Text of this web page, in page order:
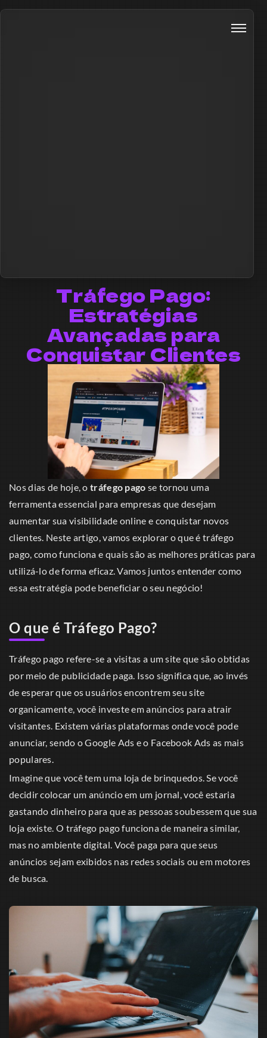
Tráfego Pago:
Estratégias
Avançadas para
Conquistar Clientes
Nos dias de hoje, o tráfego pago se tornou uma
ferramenta essencial para empresas que desejam
aumentar sua visibilidade online e conquistar novos
clientes. Neste artigo, vamos explorar o que é tráfego
pago, como funciona e quais são as melhores práticas para
utilizá-lo de forma eficaz. Vamos juntos entender como
essa estratégia pode beneficiar o seu negócio!
O que é Tráfego Pago?
Tráfego pago refere-se a visitas a um site que são obtidas
por meio de publicidade paga. Isso significa que, ao invés
de esperar que os usuários encontrem seu site
organicamente, você investe em anúncios para atrair
visitantes. Existem várias plataformas onde você pode
anunciar, sendo o Google Ads e o Facebook Ads as mais
populares.
Imagine que você tem uma loja de brinquedos. Se você
decidir colocar um anúncio em um jornal, você estaria
gastando dinheiro para que as pessoas soubessem que sua
loja existe. O tráfego pago funciona de maneira similar,
mas no ambiente digital. Você paga para que seus
anúncios sejam exibidos nas redes sociais ou em motores
de busca.